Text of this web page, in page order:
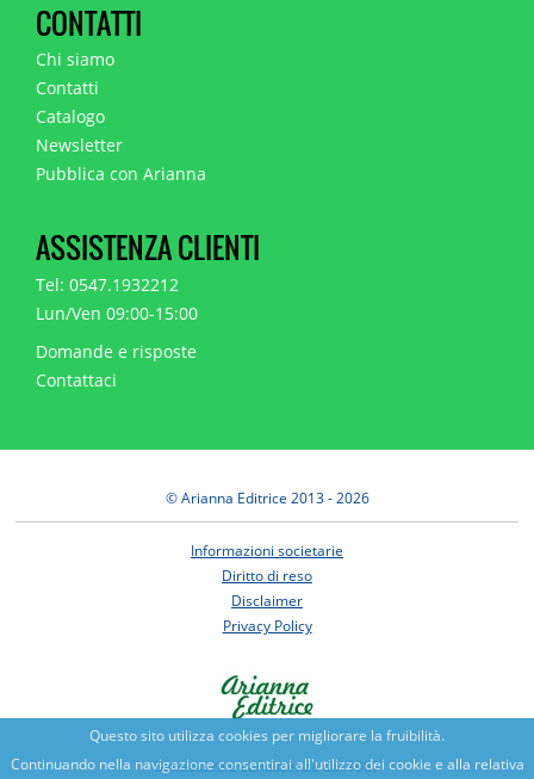
Questo sito utilizza cookies per migliorare la fruibilità.
Continuando nella navigazione consentirai all'utilizzo dei cookie e alla relativa
CONTATTI
Chi siamo
Contatti
Catalogo
Newsletter
Pubblica con Arianna
ASSISTENZA CLIENTI
Tel: 0547.1932212
Lun/Ven 09:00-15:00
Domande e risposte
Contattaci
© Arianna Editrice 2013 - 2026
Informazioni societarie
Diritto di reso
Disclaimer
Privacy Policy
Benessere e conoscenza dal 1987